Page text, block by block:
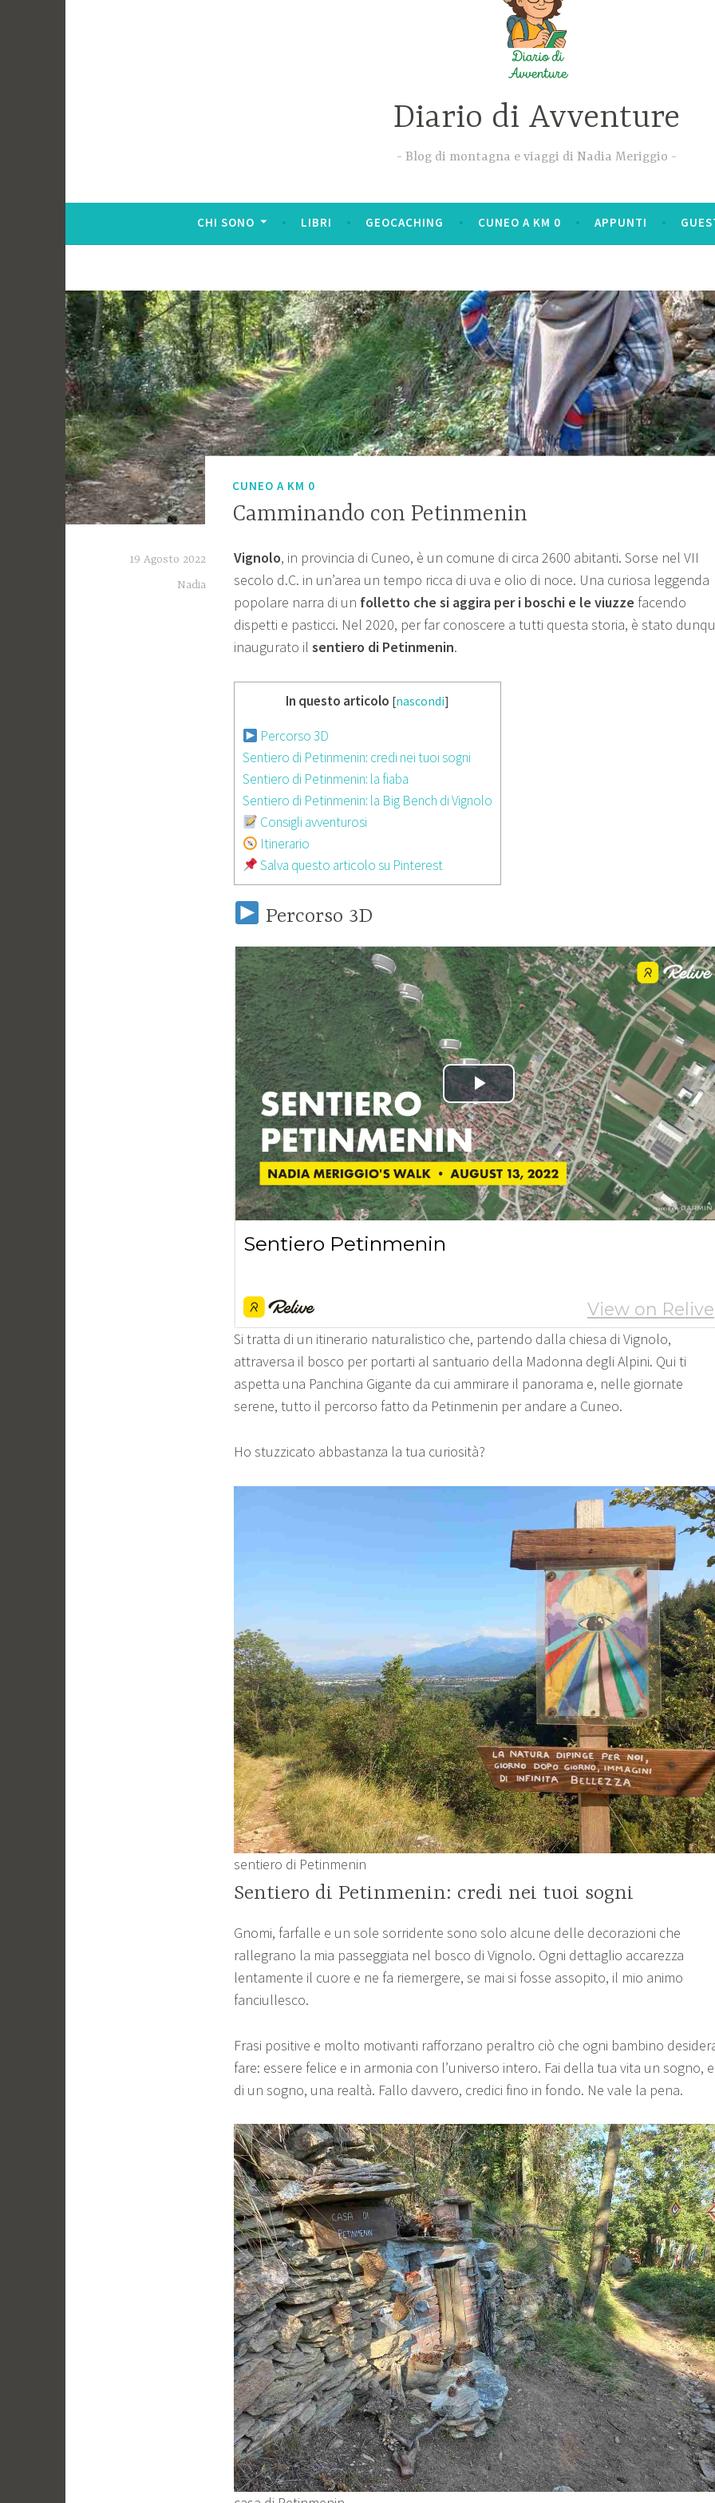
Diario di Avventure
Blog di montagna e viaggi di Nadia Meriggio
CHI SONO LIBRI GEOCACHING CUNEO A KM 0 APPUNTI
CUNEO A KM 0
Camminando con Petinmenin
19 Agosto 2022
Nadia
Vignolo, in provincia di Cuneo, è un comune di circa 2600 abitanti. Sorse nel VII
secolo d.C. in un’area un tempo ricca di uva e olio di noce. Una curiosa leggenda
popolare narra di un folletto che si aggira per i boschi e le viuzze facendo
dispetti e pasticci. Nel 2020, per far conoscere a tutti questa storia, è stato
inaugurato il sentiero di Petinmenin.
In questo articolo [nascondi]
Percorso 3D
Sentiero di Petinmenin: credi nei tuoi sogni
Sentiero di Petinmenin: la fiaba
Sentiero di Petinmenin: la Big Bench di Vignolo
Consigli avventurosi
Itinerario
Salva questo articolo su Pinterest
Percorso 3D
Si tratta di un itinerario naturalistico che, partendo dalla chiesa di Vignolo,
attraversa il bosco per portarti al santuario della Madonna degli Alpini. Qui ti
aspetta una Panchina Gigante da cui ammirare il panorama e, nelle giornate
serene, tutto il percorso fatto da Petinmenin per andare a Cuneo.
Ho stuzzicato abbastanza la tua curiosità?
sentiero di Petinmenin
Sentiero di Petinmenin: credi nei tuoi sogni
Gnomi, farfalle e un sole sorridente sono solo alcune delle decorazioni che
rallegrano la mia passeggiata nel bosco di Vignolo. Ogni dettaglio accarezza
lentamente il cuore e ne fa riemergere, se mai si fosse assopito, il mio animo
fanciullesco.
Frasi positive e molto motivanti rafforzano peraltro ciò che ogni bambino
fare: essere felice e in armonia con l’universo intero. Fai della tua vita un sogno, e
di un sogno, una realtà. Fallo davvero, credici fino in fondo. Ne vale la pena.